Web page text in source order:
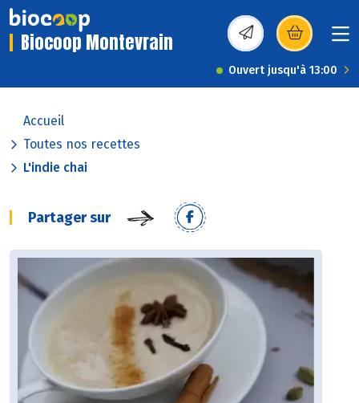
Biocoop Montevrain (s’ouvre dans une
Ouvert jusqu'à 13:00
Accueil
Toutes nos recettes
L'indie chai
Partager sur